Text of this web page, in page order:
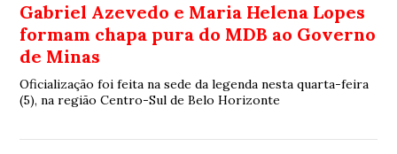
Gabriel Azevedo e Maria Helena Lopes
formam chapa pura do MDB ao Governo
de Minas
Oficialização foi feita na sede da legenda nesta quarta-feira
(5), na região Centro-Sul de Belo Horizonte